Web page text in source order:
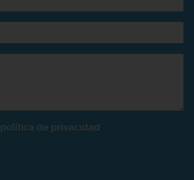
política de privacidad